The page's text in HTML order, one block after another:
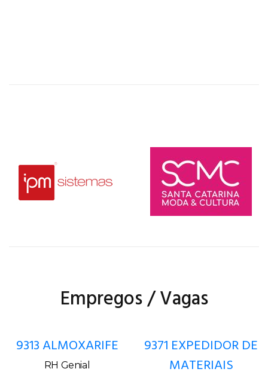
Empregos / Vagas
9313 ALMOXARIFE
RH Genial
9371 EXPEDIDOR DE
MATERIAIS